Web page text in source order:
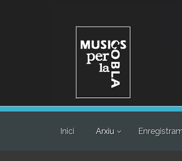
Inici Arxiu